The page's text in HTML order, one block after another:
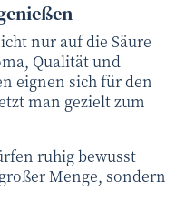
nur auf die Säure
Qualität und
eignen sich für den
man gezielt zum
ruhig bewusst
Menge, sondern